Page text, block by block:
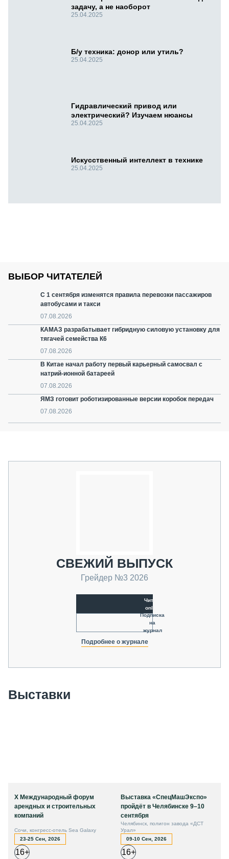
задачу, а не наоборот
25.04.2025
Б/у техника: донор или утиль?
25.04.2025
Гидравлический привод или
электрический? Изучаем нюансы
25.04.2025
Искусственный интеллект в технике
25.04.2025
ВЫБОР ЧИТАТЕЛЕЙ
С 1 сентября изменятся правила перевозки пассажиров
автобусами и такси
07.08.2026
КАМАЗ разрабатывает гибридную силовую установку для
тягачей семейства К6
07.08.2026
В Китае начал работу первый карьерный самосвал с
натрий-ионной батареей
07.08.2026
ЯМЗ готовит роботизированные версии коробок передач
07.08.2026
СВЕЖИЙ ВЫПУСК
Грейдер №3 2026
Читать
online
Подписка
на
журнал
Подробнее о журнале
Выставки
X Международный форум
арендных и строительных
компаний
Сочи, конгресс-отель Sea Galaxy
23-25 Сен, 2026
16+
Выставка «СпецМашЭкспо»
пройдёт в Челябинске 9–10
сентября
Челябинск, полигон завода «ДСТ
Урал»
09-10 Сен, 2026
16+